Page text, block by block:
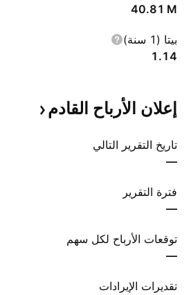
‪40.81 M‬
بيتا (1 سنة)
1.14
إعلان الأرباح القادم
تاريخ التقرير التالي
—
فترة التقرير
—
توقعات الأرباح لكل سهم
—
تقديرات الإيرادات